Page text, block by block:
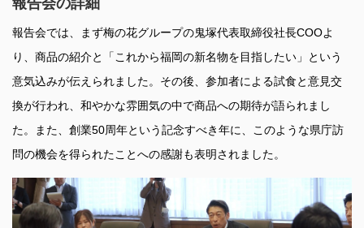
報告会の詳細
報告会では、まず梅の花グループの鬼塚代表取締役社長COOよ
り、商品の紹介と「これから福岡の新名物を目指したい」という
意気込みが伝えられました。その後、参加者による試食と意見交
換が行われ、和やかな雰囲気の中で商品への期待が語られまし
た。また、創業50周年という記念すべき年に、このような県庁訪
問の機会を得られたことへの感謝も表明されました。